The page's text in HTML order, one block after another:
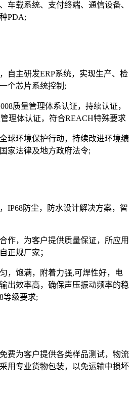
车载系统、支付终端、通信设备、
PDA;
自主研发ERP系统，实现生产、检
个芯片系统控制;
质量管理体系认证，持续认证，
理体认证，符合REACH特殊要求
球环境保护行动，持续改进环境绩
家法律及地方政府法令;
IP68防尘，防水设计解决方案，智
作，为客户提供质量保证，所应用
正规厂家；
，饱满，附着力强,可焊性好，电
出效率高，确保声压振动频率的稳
等级要求;
费为客户提供各类样品测试，物流
用专业货物包装，以免运输中损坏